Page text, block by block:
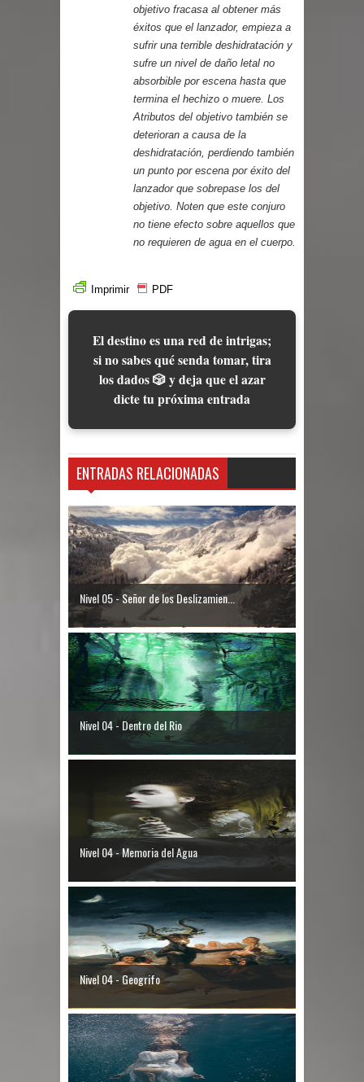
objetivo fracasa al obtener más
éxitos que el lanzador, empieza a
sufrir una terrible deshidratación y
sufre un nivel de daño letal no
absorbible por escena hasta que
termina el hechizo o muere. Los
Atributos del objetivo también se
deterioran a causa de la
deshidratación, perdiendo también
un punto por escena por éxito del
lanzador que sobrepase los del
objetivo. Noten que este conjuro
no tiene efecto sobre aquellos que
no requieren de agua en el cuerpo.
Imprimir PDF
El destino es una red de intrigas;
si no sabes qué senda tomar, tira
los dados 🎲 y deja que el azar
dicte tu próxima entrada
ENTRADAS RELACIONADAS
Nivel 05 - Señor de los Deslizamien...
Nivel 04 - Dentro del Rio
Nivel 04 - Memoria del Agua
Nivel 04 - Geogrifo